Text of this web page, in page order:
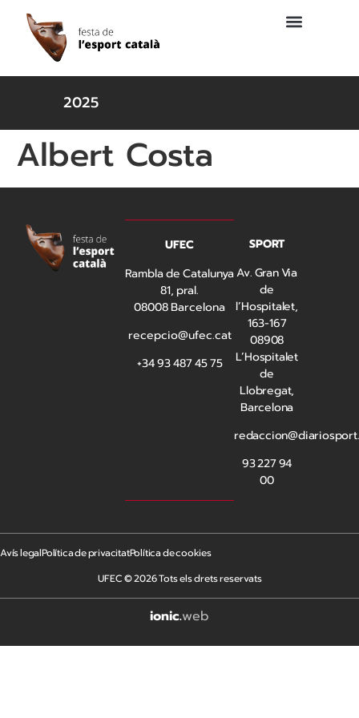
2025
Albert Costa
UFEC
Rambla de Catalunya
81, pral.
08008 Barcelona
recepcio@ufec.cat
+34 93 487 45 75
SPORT
Av. Gran Via
de
l’Hospitalet,
163-167
08908
L’Hospitalet
de
Llobregat,
Barcelona
93 227 94
00
UFEC © 2026 Tots els drets reservats
Avís legalPolítica de privacitatPolítica de cookies
ionic.web